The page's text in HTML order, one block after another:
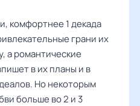
комфортнее 1 декада
грани их
а романтические
в их планы и в
Но некоторым
больше во 2 и 3